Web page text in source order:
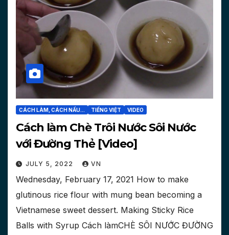
CÁCH LÀM, CÁCH NẤU... TIẾNG VIỆT VIDEO
Cách làm Chè Trôi Nước Sôi Nước
với Đường Thẻ [Video]
JULY 5, 2022 VN
Wednesday, February 17, 2021 How to make
glutinous rice flour with mung bean becoming a
Vietnamese sweet dessert. Making Sticky Rice
Balls with Syrup Cách làmCHÈ SÔI NƯỚC ĐƯỜNG